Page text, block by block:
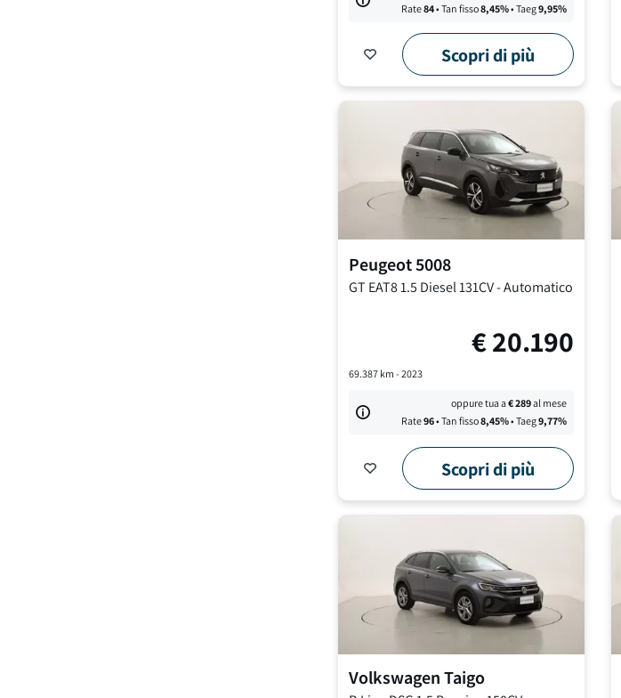
Rate84• Tan fisso8,45%• Taeg9,95%
Scopri di più
Peugeot5008
GT EAT81.5 Diesel 131CV-Automatico
€20.190
69.387km - 2023
oppure tua a€289al mese
Rate96• Tan fisso8,45%• Taeg9,77%
Scopri di più
VolkswagenTaigo